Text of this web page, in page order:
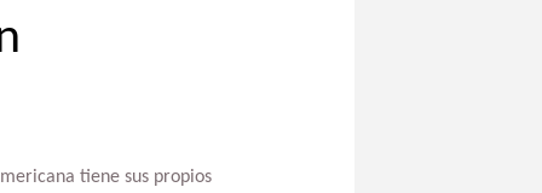
tiene sus propios